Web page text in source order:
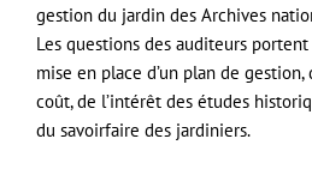
gestion du jardin des Archives
Les questions des auditeurs
mise en place d’un plan de
coût, de l’intérêt des études
du savoirfaire des jardiniers.